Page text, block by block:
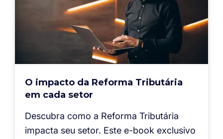
O impacto da Reforma Tributária
em cada setor
Descubra como a Reforma Tributária
impacta seu setor. Este e-book exclusivo